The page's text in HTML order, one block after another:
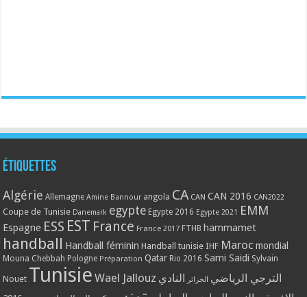
Étiquettes
Algérie Allemagne Amine Bannour angola CA CAN CAN 2016 CAN2022
Coupe de Tunisie Danemark egypte Egypte 2016 Egypte 2021 EMM
Espagne ESS EST France France 2017 FTHB hammamet
handball Handball féminin Handball tunisie IHF Maroc mondial
Mouna Chebbah Pologne Préparation Qatar Rio 2016 Sami Saidi Sylvain
Nouet Tunisie Wael Jallouz الترجي الرياضي الجزائر النادي